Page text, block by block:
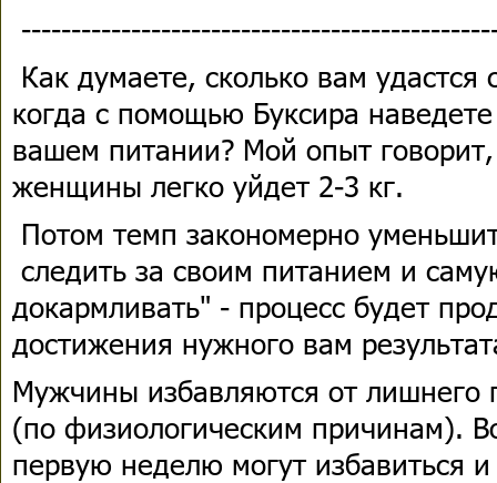
Как думаете, сколько вам удастся
когда с помощью Буксира
вашем питании? Мой опыт
женщины легко уйдет 2-3 кг.
Потом темп закономерно
следить за своим питанием и
докармливать" - процесс будет
достижения нужного вам
Мужчины избавляются от лишнего
(по физиологическим причинам).
первую неделю могут избавиться